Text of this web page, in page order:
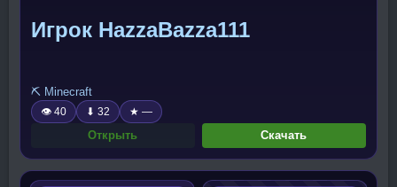
Игрок HazzaBazza111
⛏️ Minecraft
👁 40 ⬇ 32 ★ —
Открыть Скачать